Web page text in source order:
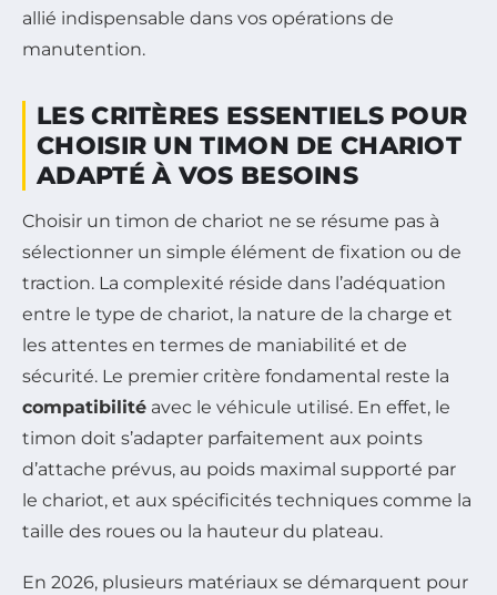
allié indispensable dans vos opérations de
manutention.
LES CRITÈRES ESSENTIELS POUR
CHOISIR UN TIMON DE CHARIOT
ADAPTÉ À VOS BESOINS
Choisir un timon de chariot ne se résume pas à
sélectionner un simple élément de fixation ou de
traction. La complexité réside dans l’adéquation
entre le type de chariot, la nature de la charge et
les attentes en termes de maniabilité et de
sécurité. Le premier critère fondamental reste la
compatibilité avec le véhicule utilisé. En effet, le
timon doit s’adapter parfaitement aux points
d’attache prévus, au poids maximal supporté par
le chariot, et aux spécificités techniques comme la
taille des roues ou la hauteur du plateau.
En 2026, plusieurs matériaux se démarquent pour